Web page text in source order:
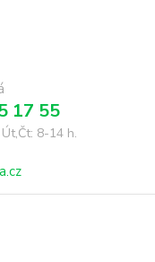
17 55
8-14 h.